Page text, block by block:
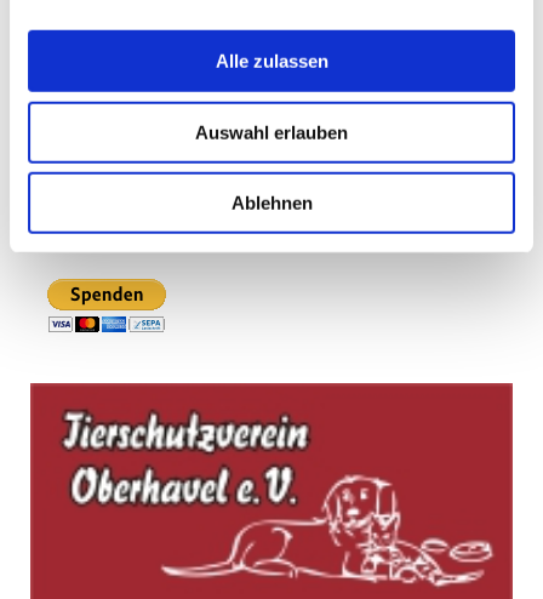
Alle zulassen
Auswahl erlauben
Ablehnen
Paypal: info@tierschutzverein-ohv.de